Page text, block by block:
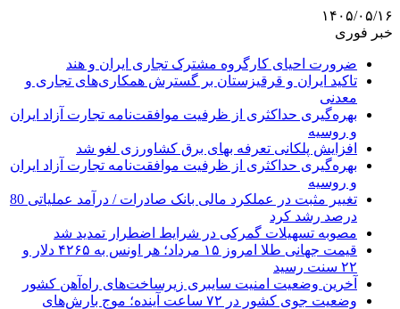
۱۴۰۵/۰۵/۱۶
خبر فوری
ضرورت احیای کارگروه مشترک تجاری ایران و هند
تاکید ایران و قرقیزستان بر گسترش همکاری‌های تجاری و
معدنی
بهره‌گیری حداکثری از ظرفیت موافقت‌نامه تجارت آزاد ایران
و روسیه
افزایش پلکانی تعرفه بهای برق کشاورزی لغو شد
بهره‌گیری حداکثری از ظرفیت موافقت‌نامه تجارت آزاد ایران
و روسیه
تغییر مثبت در عملکرد مالی بانک صادرات / درآمد عملیاتی 80
درصد رشد کرد
مصوبه تسهیلات گمرکی در شرایط اضطرار تمدید شد
قیمت جهانی طلا امروز ۱۵ مرداد؛ هر اونس به ۴۲۶۵ دلار و
۲۲ سنت رسید
آخرین وضعیت امنیت سایبری زیرساخت‌های راه‌آهن کشور
وضعیت جوی کشور در ۷۲ ساعت آینده؛ موج بارش‌های